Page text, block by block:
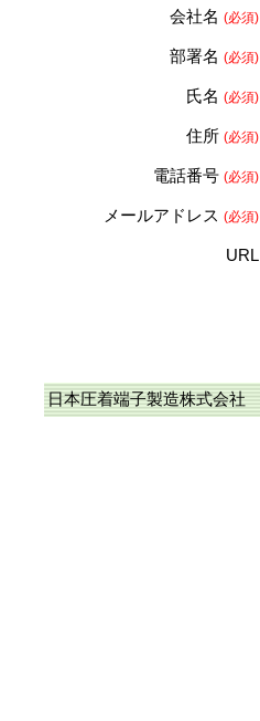
会社名 (必須)
部署名 (必須)
氏名 (必須)
住所 (必須)
電話番号 (必須)
メールアドレス (必須)
URL
日本圧着端子製造株式会社